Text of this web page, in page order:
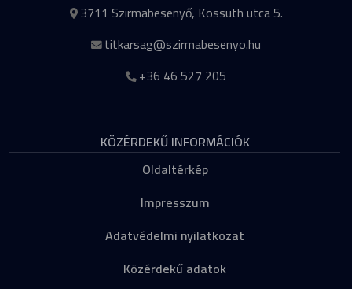
3711 Szirmabesenyő, Kossuth utca 5.
titkarsag@szirmabesenyo.hu
+36 46 527 205
KÖZÉRDEKŰ INFORMÁCIÓK
Oldaltérkép
Impresszum
Adatvédelmi nyilatkozat
Közérdekű adatok